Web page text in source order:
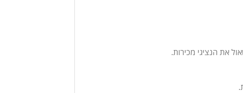
את הנציגי מכירות.